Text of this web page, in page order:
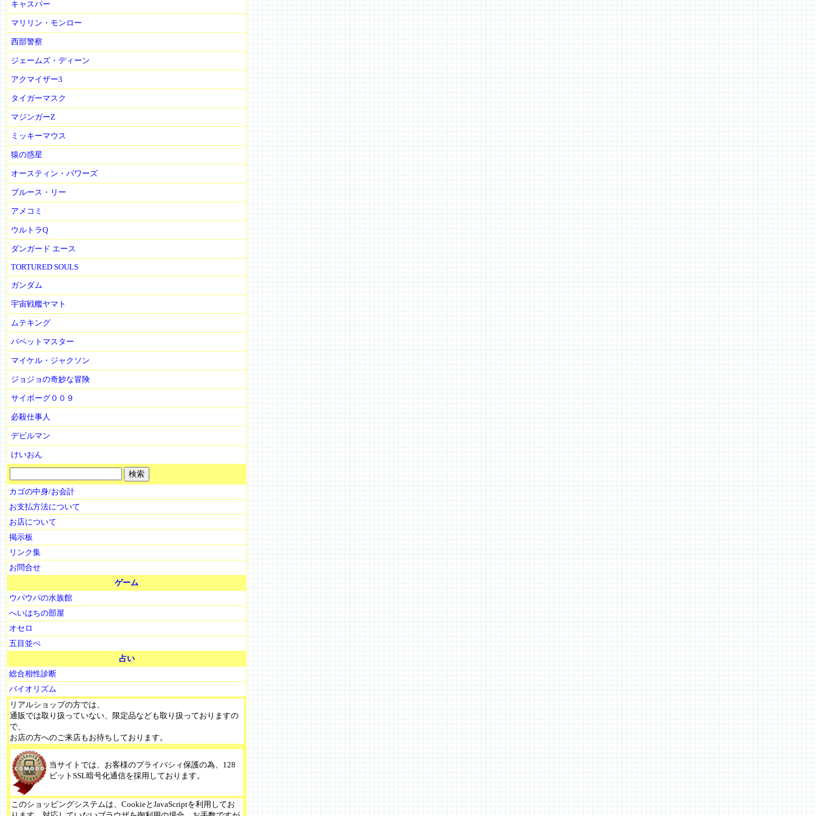
キャスパー
マリリン・モンロー
西部警察
ジェームズ・ディーン
アクマイザー3
タイガーマスク
マジンガーZ
ミッキーマウス
猿の惑星
オースティン・パワーズ
ブルース・リー
アメコミ
ウルトラQ
ダンガード エース
TORTURED SOULS
ガンダム
宇宙戦艦ヤマト
ムテキング
パペットマスター
マイケル・ジャクソン
ジョジョの奇妙な冒険
サイボーグ００９
必殺仕事人
デビルマン
けいおん
カゴの中身/お会計
お支払方法について
お店について
掲示板
リンク集
お問合せ
ゲーム
ウパウパの水族館
へいはちの部屋
オセロ
五目並べ
占い
総合相性診断
バイオリズム
リアルショップの方では、
通販では取り扱っていない、限定品なども取り扱っておりますの
で、
お店の方へのご来店もお待ちしております。
当サイトでは、お客様のプライバシィ保護の為、128
ビットSSL暗号化通信を採用しております。
このショッピングシステムは、CookieとJavaScriptを利用してお